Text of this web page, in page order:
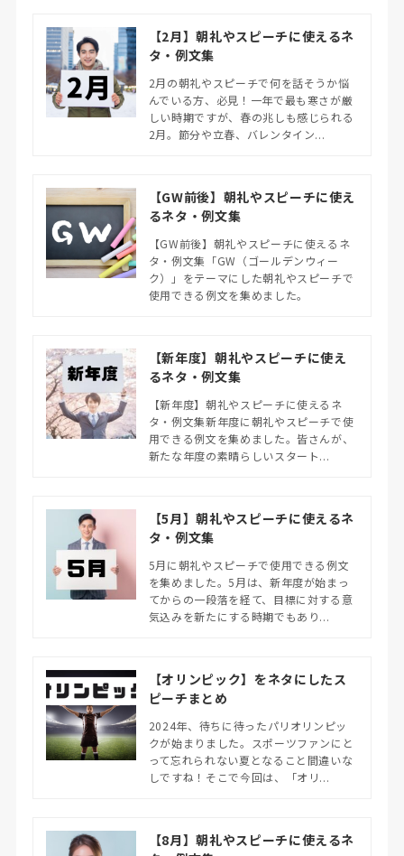
【2月】朝礼やスピーチに使えるネ
タ・例文集
2月の朝礼やスピーチで何を話そうか悩
んでいる方、必見！一年で最も寒さが厳
しい時期ですが、春の兆しも感じられる
2月。節分や立春、バレンタイン...
【GW前後】朝礼やスピーチに使え
るネタ・例文集
【GW前後】朝礼やスピーチに使えるネ
タ・例文集「GW（ゴールデンウィー
ク）」をテーマにした朝礼やスピーチで
使用できる例文を集めました。
【新年度】朝礼やスピーチに使え
るネタ・例文集
【新年度】朝礼やスピーチに使えるネ
タ・例文集新年度に朝礼やスピーチで使
用できる例文を集めました。皆さんが、
新たな年度の素晴らしいスタート...
【5月】朝礼やスピーチに使えるネ
タ・例文集
5月に朝礼やスピーチで使用できる例文
を集めました。5月は、新年度が始まっ
てからの一段落を経て、目標に対する意
気込みを新たにする時期でもあり...
【オリンピック】をネタにしたス
ピーチまとめ
2024年、待ちに待ったパリオリンピッ
クが始まりました。スポーツファンにと
って忘れられない夏となること間違いな
しですね！そこで今回は、「オリ...
【8月】朝礼やスピーチに使えるネ